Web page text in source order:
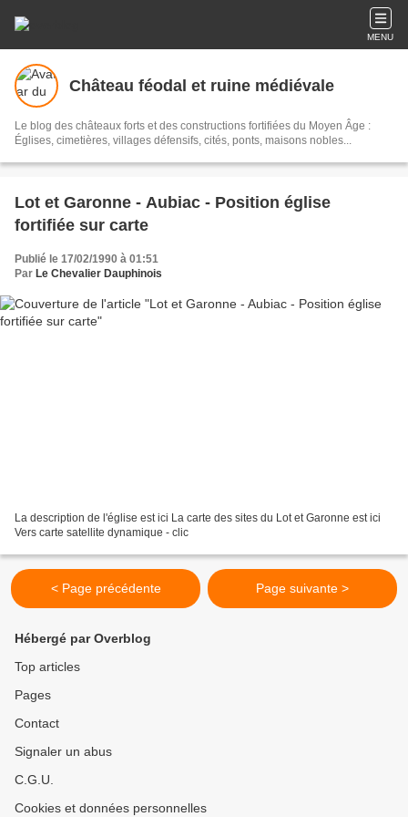
MENU
Château féodal et ruine médiévale
Le blog des châteaux forts et des constructions fortifiées du Moyen Âge :
Églises, cimetières, villages défensifs, cités, ponts, maisons nobles...
Lot et Garonne - Aubiac - Position église
fortifiée sur carte
Publié le 17/02/1990 à 01:51
Par Le Chevalier Dauphinois
La description de l'église est ici La carte des sites du Lot et Garonne est ici
Vers carte satellite dynamique - clic
< Page précédente Page suivante >
Hébergé par Overblog
Top articles
Pages
Contact
Signaler un abus
C.G.U.
Cookies et données personnelles